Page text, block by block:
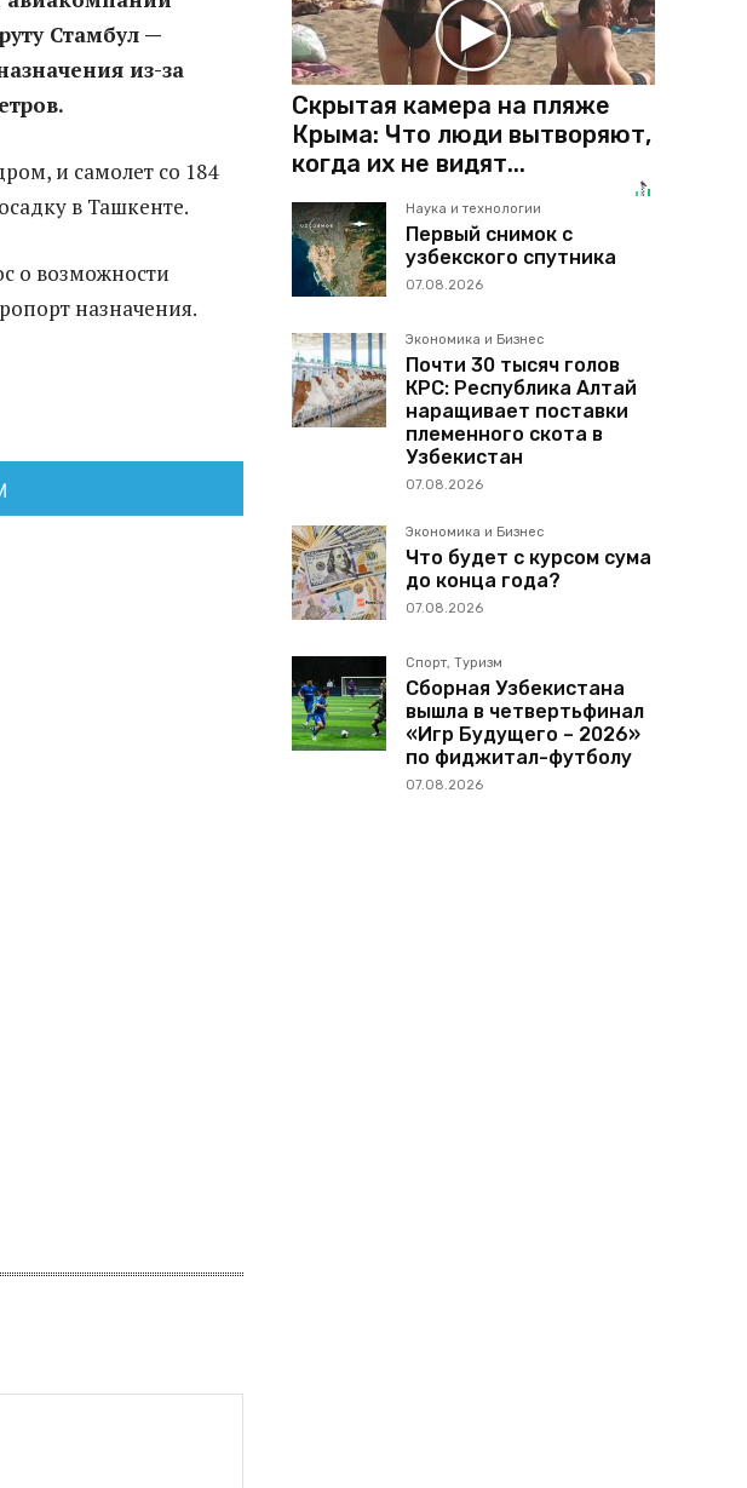
Стамбул —
из-за
и самолет со 184
в Ташкенте.
о возможности
назначения.
Скрытая камера на пляже
Крыма: Что люди вытворяют,
когда их не видят...
Наука и технологии
Первый снимок с
узбекского спутника
07.08.2026
Экономика и Бизнес
Почти 30 тысяч голов
КРС: Республика Алтай
наращивает поставки
племенного скота в
Узбекистан
07.08.2026
Экономика и Бизнес
Что будет с курсом сума
до конца года?
07.08.2026
Спорт, Туризм
Сборная Узбекистана
вышла в четвертьфинал
«Игр Будущего – 2026»
по фиджитал-футболу
07.08.2026